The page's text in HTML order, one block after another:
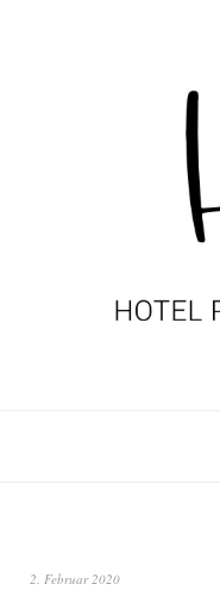
2. Februar 2020